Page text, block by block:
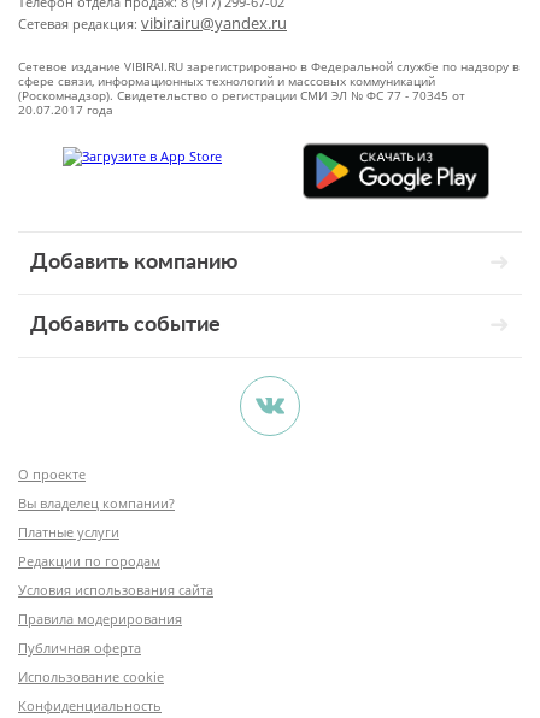
Сетевая редакция: vibirairu@yandex.ru
Сетевое издание VIBIRAI.RU зарегистрировано в Федеральной службе по надзору в
сфере связи, информационных технологий и массовых коммуникаций
(Роскомнадзор). Свидетельство о регистрации СМИ ЭЛ № ФС 77 - 70345 от
20.07.2017 года
Добавить компанию
Добавить событие
О проекте
Вы владелец компании?
Платные услуги
Редакции по городам
Условия использования сайта
Правила модерирования
Публичная оферта
Использование cookie
Конфиденциальность